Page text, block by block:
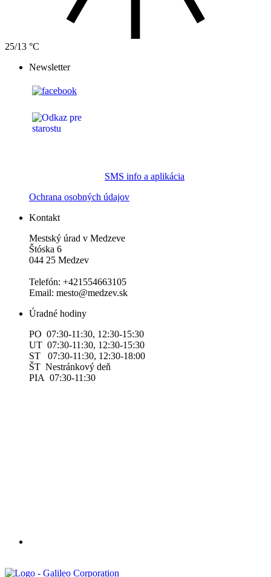
25/13 °C
Newsletter
SMS info a aplikácia
Ochrana osobných údajov
Kontakt
Mestský úrad v Medzeve
Štóska 6
044 25 Medzev
Telefón: +421554663105
Email: mesto@medzev.sk
Úradné hodiny
PO 07:30-11:30, 12:30-15:30
UT 07:30-11:30, 12:30-15:30
ST 07:30-11:30, 12:30-18:00
ŠT Nestránkový deň
PIA 07:30-11:30